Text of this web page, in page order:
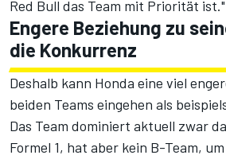
Red Bull das Team mit Priorität ist."
Engere Beziehung zu
die Konkurrenz
Deshalb kann Honda eine viel
beiden Teams eingehen als
Das Team dominiert aktuell zwar
Formel 1, hat aber kein B-Team,